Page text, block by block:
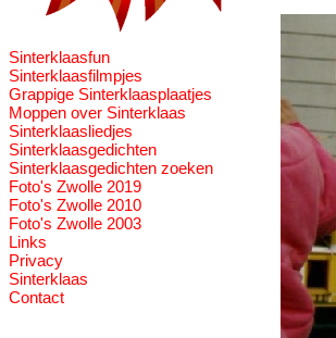
Sinterklaasfun
Sinterklaasfilmpjes
Grappige Sinterklaasplaatjes
Moppen over Sinterklaas
Sinterklaasliedjes
Sinterklaasgedichten
Sinterklaasgedichten zoeken
Foto's Zwolle 2019
Foto's Zwolle 2010
Foto's Zwolle 2003
Links
Privacy
Sinterklaas
Contact